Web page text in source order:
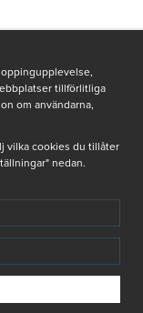
integritetspolicy
våra nyhetsbrev.
FRAMTAGNA OCH GRANSKADE
tillförlitliga
om användarna,
vilka cookies du tillåter
nedan.